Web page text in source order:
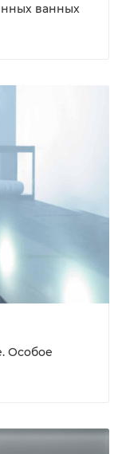
ванных
Особое